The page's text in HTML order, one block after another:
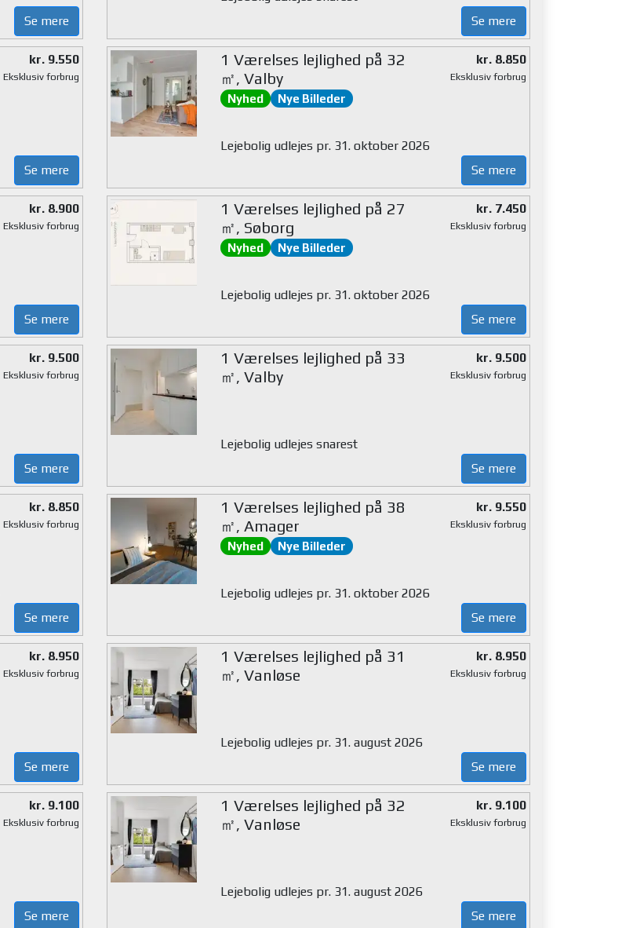
Se mere
Se mere
kr. 9.550
Eksklusiv forbrug
Se mere
1 Værelses lejlighed på 32
㎡, Valby
Nyhed Nye Billeder
kr. 8.850
Eksklusiv forbrug
Lejebolig udlejes pr. 31. oktober 2026
Se mere
kr. 8.900
Eksklusiv forbrug
Se mere
1 Værelses lejlighed på 27
㎡, Søborg
Nyhed Nye Billeder
kr. 7.450
Eksklusiv forbrug
Lejebolig udlejes pr. 31. oktober 2026
Se mere
kr. 9.500
Eksklusiv forbrug
Se mere
1 Værelses lejlighed på 33
㎡, Valby
kr. 9.500
Eksklusiv forbrug
Lejebolig udlejes snarest
Se mere
kr. 8.850
Eksklusiv forbrug
Se mere
1 Værelses lejlighed på 38
㎡, Amager
Nyhed Nye Billeder
kr. 9.550
Eksklusiv forbrug
Lejebolig udlejes pr. 31. oktober 2026
Se mere
kr. 8.950
Eksklusiv forbrug
Se mere
1 Værelses lejlighed på 31
㎡, Vanløse
kr. 8.950
Eksklusiv forbrug
Lejebolig udlejes pr. 31. august 2026
Se mere
kr. 9.100
Eksklusiv forbrug
Se mere
1 Værelses lejlighed på 32
㎡, Vanløse
kr. 9.100
Eksklusiv forbrug
Lejebolig udlejes pr. 31. august 2026
Se mere